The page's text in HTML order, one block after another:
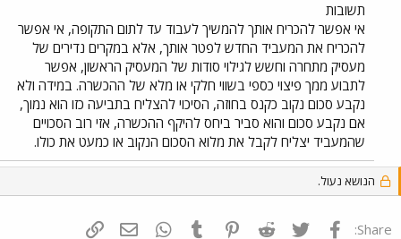
תשובות
אי אפשר להכריח אותך להמשיך לעבוד עד לתום התקופה, אי אפשר
להכריח את המעביד החדש לפטר אותך, אלא במקרים נדירים של
מעסיק מתחרה וחשש לגילוי סודות של המעסיק הראשון, אפשר
לתבוע ממך פיצוי כספי בשווי חלקי או מלא של ההכשרה. במידה ולא
נקבע סכום נקוב כקנס בחוזה, הסיכוי להצליח בתביעה כזו הוא נמוך,
אם נקבע סכום והוא סביר ביחס להיקף ההכשרה, אזי רוב הסכויים
שהמעביד יצליח לקבל את מלוא הסכום הנקוב או כמעט את כולו.
הנושא נעול.
Share: פייסבוק Twitter
Reddit
Pinterest
Tumblr
WhatsAppדואר אלקטרוני